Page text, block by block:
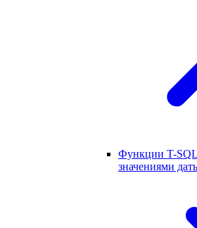
Функции T-
значениями